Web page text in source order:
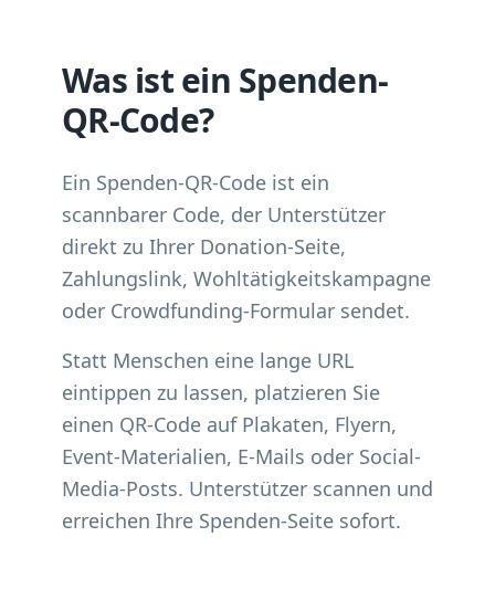
Was ist ein Spenden-
QR-Code?
Ein Spenden-QR-Code ist ein
scannbarer Code, der Unterstützer
direkt zu Ihrer Donation-Seite,
Zahlungslink, Wohltätigkeitskampagne
oder Crowdfunding-Formular sendet.
Statt Menschen eine lange URL
eintippen zu lassen, platzieren Sie
einen QR-Code auf Plakaten, Flyern,
Event-Materialien, E-Mails oder Social-
Media-Posts. Unterstützer scannen und
erreichen Ihre Spenden-Seite sofort.